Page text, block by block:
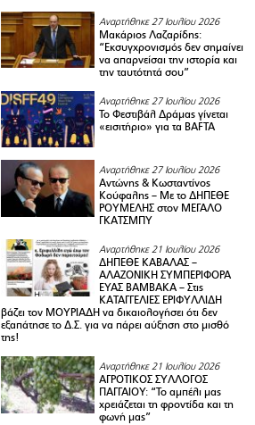
Αναρτήθηκε 27 Ιουλίου 2026
Μακάριος Λαζαρίδης:
“Εκσυγχρονισμός δεν σημαίνει
να απαρνείσαι την ιστορία και
την ταυτότητά σου”
Αναρτήθηκε 27 Ιουλίου 2026
Το Φεστιβάλ Δράμας γίνεται
«εισιτήριο» για τα BAFTA
Αναρτήθηκε 27 Ιουλίου 2026
Αντώνης & Κωσταντίνος
Κούφαλης – Με το ΔΗΠΕΘΕ
ΡΟΥΜΕΛΗΣ στον ΜΕΓΑΛΟ
ΓΚΑΤΣΜΠΥ
Αναρτήθηκε 21 Ιουλίου 2026
ΔΗΠΕΘΕ ΚΑΒΑΛΑΣ –
ΑΛΑΖΟΝΙΚΗ ΣΥΜΠΕΡΙΦΟΡΑ
ΕΥΑΣ ΒΑΜΒΑΚΑ – Στις
ΚΑΤΑΓΓΕΛΙΕΣ ΕΡΙΦΥΛΛΙΔΗ
βάζει τον ΜΟΥΡΙΑΔΗ να δικαιολογήσει ότι δεν
εξαπάτησε το Δ.Σ. για να πάρει αύξηση στο μισθό
της!
Αναρτήθηκε 21 Ιουλίου 2026
ΑΓΡΟΤΙΚΟΣ ΣΥΛΛΟΓΟΣ
ΠΑΓΓΑΙΟY: “Το αμπέλι μας
χρειάζεται τη φροντίδα και τη
φωνή μας”